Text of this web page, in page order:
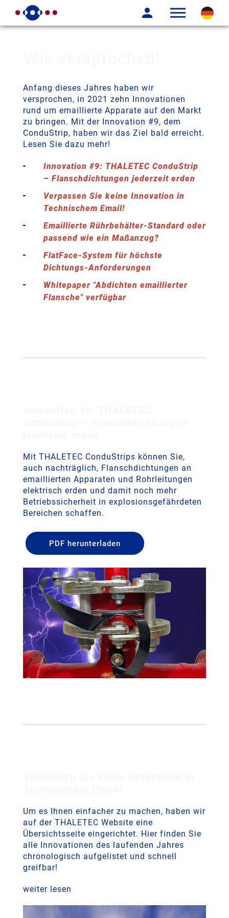
Anfang dieses Jahres haben wir
versprochen, in 2021 zehn Innovationen
rund um emaillierte Apparate auf den Markt
zu bringen. Mit der Innovation #9, dem
ConduStrip, haben wir das Ziel bald erreicht.
Lesen Sie dazu mehr!
Innovation #9: THALETEC ConduStrip
– Flanschdichtungen jederzeit erden
Verpassen Sie keine Innovation in
Technischem Email!
Emaillierte Rührbehälter‑Standard oder
passend wie ein Maßanzug?
FlatFace-System für höchste
Dichtungs-Anforderungen
Whitepaper "Abdichten emaillierter
Flansche" verfügbar
Mit THALETEC ConduStrips können Sie,
auch nachträglich, Flanschdichtungen an
emaillierten Apparaten und Rohrleitungen
elektrisch erden und damit noch mehr
Betriebssicherheit in explosionsgefährdeten
Bereichen schaffen.
PDF herunterladen
Um es Ihnen einfacher zu machen, haben wir
auf der THALETEC Website eine
Übersichtsseite eingerichtet. Hier finden Sie
alle Innovationen des laufenden Jahres
chronologisch aufgelistet und schnell
greifbar!
weiter lesen